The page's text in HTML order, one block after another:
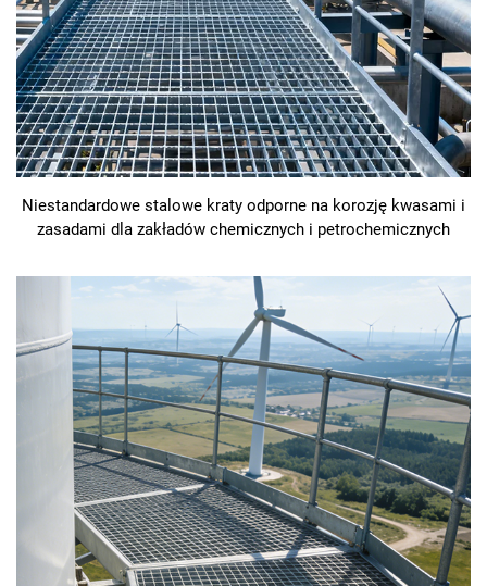
Niestandardowe stalowe kraty odporne na korozję kwasami i
zasadami dla zakładów chemicznych i petrochemicznych